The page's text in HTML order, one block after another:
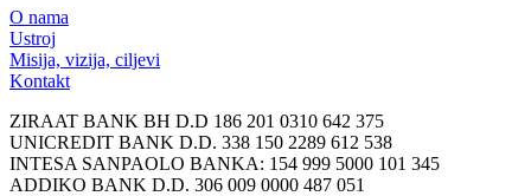
O nama
Ustroj
Misija, vizija, ciljevi
Kontakt
ZIRAAT BANK BH D.D 186 201 0310 642 375
UNICREDIT BANK D.D. 338 150 2289 612 538
INTESA SANPAOLO BANKA: 154 999 5000 101 345
ADDIKO BANK D.D. 306 009 0000 487 051